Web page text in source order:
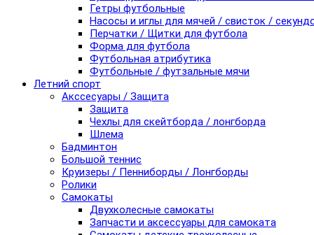
Гетры футбольные
Насосы и иглы для мячей / свисток /
Перчатки / Щитки для футбола
Форма для футбола
Футбольная атрибутика
Футбольные / футзальные мячи
Летний спорт
Акссесуары / Защита
Защита
Чехлы для скейтборда / лонгборда
Шлема
Бадминтон
Большой теннис
Круизеры / Пенниборды / Лонгборды
Ролики
Самокаты
Двухколесные самокаты
Запчасти и аксессуары для самоката